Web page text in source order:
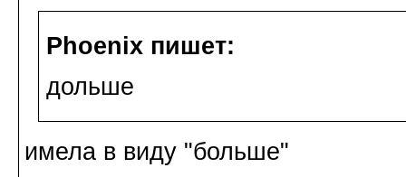
Phoenix пишет:
дольше
имела в виду "больше"